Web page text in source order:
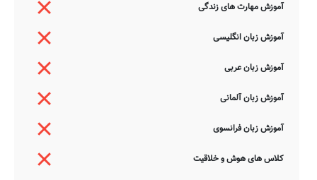
آموزش مهارت های زندگی
آموزش زبان انگلیسی
آموزش زبان عربی
آموزش زبان آلمانی
آموزش زبان فرانسوی
کلاس های هوش و خلاقیت